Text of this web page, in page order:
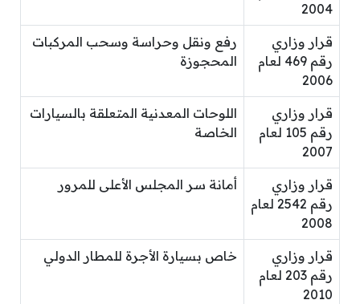
2004
قرار وزاري
رقم 469 لعام
2006
رفع ونقل وحراسة وسحب المركبات
المحجوزة
قرار وزاري
رقم 105 لعام
2007
اللوحات المعدنية المتعلقة بالسيارات
الخاصة
قرار وزاري
رقم 2542 لعام
2008
أمانة سر المجلس الأعلى للمرور
قرار وزاري
رقم 203 لعام
2010
خاص بسيارة الأجرة للمطار الدولي